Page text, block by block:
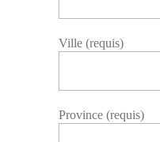
Ville (requis)
Province (requis)